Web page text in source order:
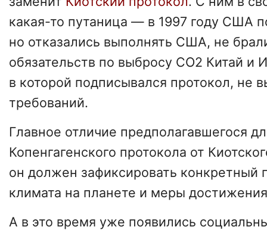
какая-то путаница — в 1997 году США
но отказались выполнять США, не
обязательств по выбросу CO2 Китай и
в которой подписывался протокол, не
требований.
Главное отличие предполагавшегося
Копенгагенского протокола от
он должен зафиксировать конкретный
климата на планете и меры достижения
А в это время уже появились